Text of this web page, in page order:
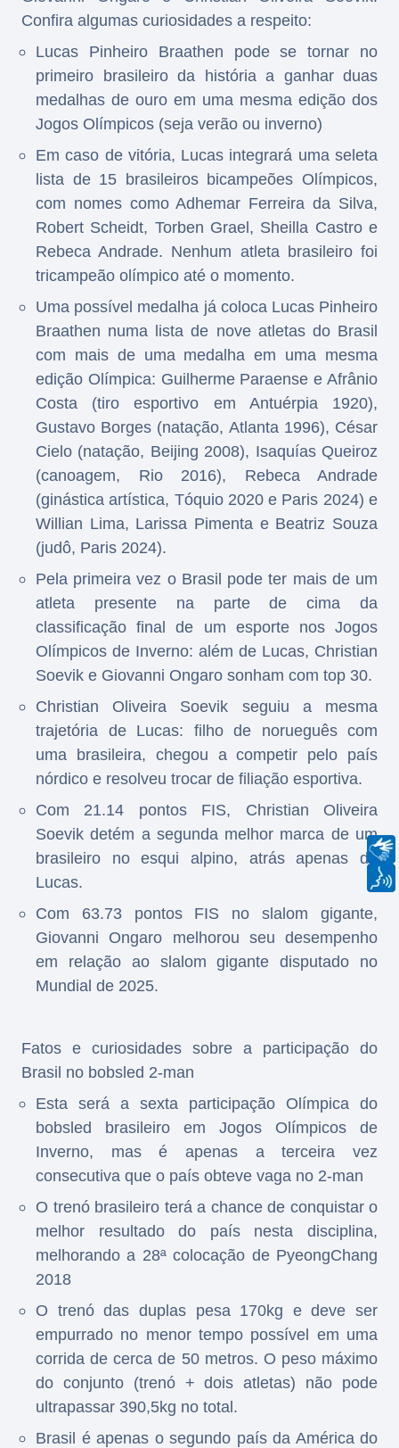
Confira algumas curiosidades a respeito:
Lucas Pinheiro Braathen pode se tornar no
primeiro brasileiro da história a ganhar duas
medalhas de ouro em uma mesma edição dos
Jogos Olímpicos (seja verão ou inverno)
Em caso de vitória, Lucas integrará uma seleta
lista de 15 brasileiros bicampeões Olímpicos,
com nomes como Adhemar Ferreira da Silva,
Robert Scheidt, Torben Grael, Sheilla Castro e
Rebeca Andrade. Nenhum atleta brasileiro foi
tricampeão olímpico até o momento.
Uma possível medalha já coloca Lucas Pinheiro
Braathen numa lista de nove atletas do Brasil
com mais de uma medalha em uma mesma
edição Olímpica: Guilherme Paraense e Afrânio
Costa (tiro esportivo em Antuérpia 1920),
Gustavo Borges (natação, Atlanta 1996), César
Cielo (natação, Beijing 2008), Isaquías Queiroz
(canoagem, Rio 2016), Rebeca Andrade
(ginástica artística, Tóquio 2020 e Paris 2024) e
Willian Lima, Larissa Pimenta e Beatriz Souza
(judô, Paris 2024).
Pela primeira vez o Brasil pode ter mais de um
atleta presente na parte de cima da
classificação final de um esporte nos Jogos
Olímpicos de Inverno: além de Lucas, Christian
Soevik e Giovanni Ongaro sonham com top 30.
Christian Oliveira Soevik seguiu a mesma
trajetória de Lucas: filho de norueguês com
uma brasileira, chegou a competir pelo país
nórdico e resolveu trocar de filiação esportiva.
Com 21.14 pontos FIS, Christian Oliveira
Soevik detém a segunda melhor marca de um
brasileiro no esqui alpino, atrás apenas de
Lucas.
Com 63.73 pontos FIS no slalom gigante,
Giovanni Ongaro melhorou seu desempenho
em relação ao slalom gigante disputado no
Mundial de 2025.
Fatos e curiosidades sobre a participação do
Brasil no bobsled 2-man
Esta será a sexta participação Olímpica do
bobsled brasileiro em Jogos Olímpicos de
Inverno, mas é apenas a terceira vez
consecutiva que o país obteve vaga no 2-man
O trenó brasileiro terá a chance de conquistar o
melhor resultado do país nesta disciplina,
melhorando a 28ª colocação de PyeongChang
2018
O trenó das duplas pesa 170kg e deve ser
empurrado no menor tempo possível em uma
corrida de cerca de 50 metros. O peso máximo
do conjunto (trenó + dois atletas) não pode
ultrapassar 390,5kg no total.
Brasil é apenas o segundo país da América do